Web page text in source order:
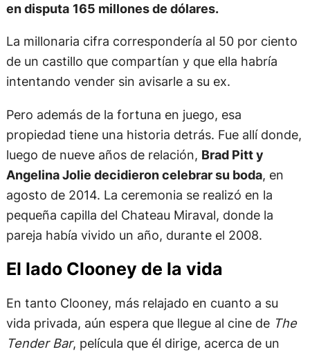
en disputa 165 millones de dólares.
La millonaria cifra correspondería al 50 por ciento
de un castillo que compartían y que ella habría
intentando vender sin avisarle a su ex.
Pero además de la fortuna en juego, esa
propiedad tiene una historia detrás. Fue allí donde,
luego de nueve años de relación, Brad Pitt y
Angelina Jolie decidieron celebrar su boda, en
agosto de 2014. La ceremonia se realizó en la
pequeña capilla del Chateau Miraval, donde la
pareja había vivido un año, durante el 2008.
El lado Clooney de la vida
En tanto Clooney, más relajado en cuanto a su
vida privada, aún espera que llegue al cine de The
Tender Bar, película que él dirige, acerca de un